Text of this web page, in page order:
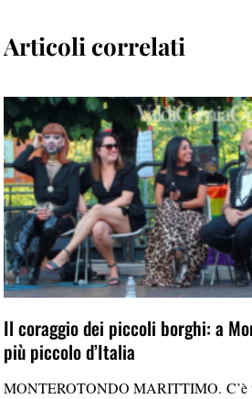
Articoli correlati
Il coraggio dei piccoli borghi: a
più piccolo d’Italia
MONTEROTONDO MARITTIMO. C’è